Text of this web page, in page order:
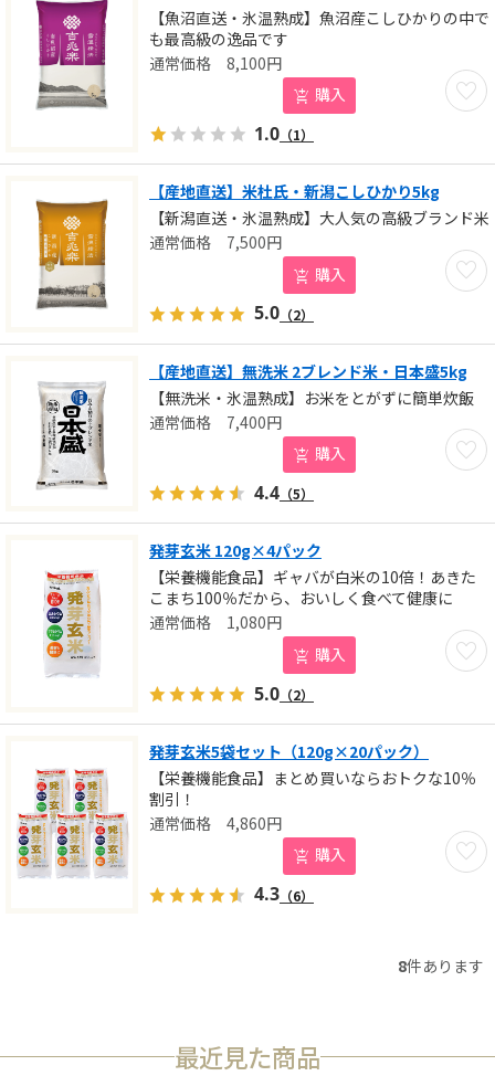
【魚沼直送・氷温熟成】魚沼産こしひかりの中で
も最高級の逸品です
お気
8,100円
購入
1.0 （1）
【産地直送】米杜氏・新潟こしひかり5kg
【新潟直送・氷温熟成】大人気の高級ブランド米
お気
7,500円
購入
5.0 （2）
【産地直送】無洗米 2ブレンド米・日本盛5kg
【無洗米・氷温熟成】お米をとがずに簡単炊飯
お気
7,400円
購入
4.4 （5）
発芽玄米 120g×4パック
【栄養機能食品】ギャバが白米の10倍！あきた
こまち100％だから、おいしく食べて健康に
お気
1,080円
購入
5.0 （2）
発芽玄米5袋セット（120g×20パック）
【栄養機能食品】まとめ買いならおトクな10％
割引！
お気
4,860円
購入
4.3 （6）
8件あります
最近見た商品